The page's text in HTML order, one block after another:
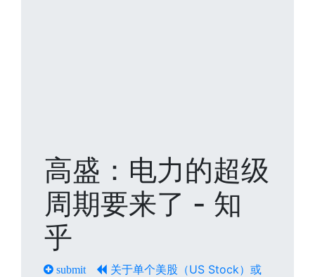
高盛：电力的超级
周期要来了 - 知
乎
submit
关于单个美股（US Stock）或